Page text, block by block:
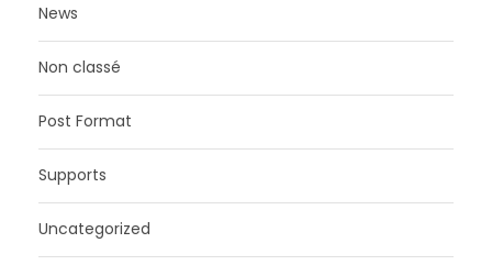
News
Non classé
Post Format
Supports
Uncategorized